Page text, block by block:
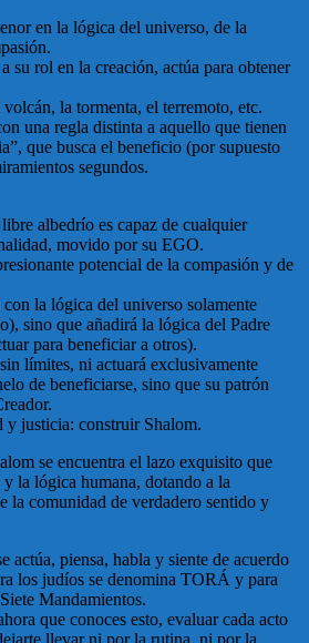
en la lógica del universo, de la
su rol en la creación, actúa para obtener
la tormenta, el terremoto, etc.
una regla distinta a aquello que tienen
que busca el beneficio (por supuesto
segundos.
albedrío es capaz de cualquier
movido por su EGO.
potencial de la compasión y de
la lógica del universo solamente
sino que añadirá la lógica del Padre
para beneficiar a otros).
límites, ni actuará exclusivamente
de beneficiarse, sino que su patrón
y justicia: construir Shalom.
se encuentra el lazo exquisito que
la lógica humana, dotando a la
la comunidad de verdadero sentido y
actúa, piensa, habla y siente de acuerdo
los judíos se denomina TORÁ y para
Mandamientos.
que conoces esto, evaluar cada acto
llevar ni por la rutina, ni por la